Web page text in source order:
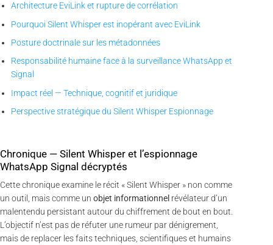
Architecture EviLink et rupture de corrélation
Pourquoi Silent Whisper est inopérant avec EviLink
Posture doctrinale sur les métadonnées
Responsabilité humaine face à la surveillance WhatsApp et
Signal
Impact réel — Technique, cognitif et juridique
Perspective stratégique du Silent Whisper Espionnage
Chronique — Silent Whisper et l’espionnage
WhatsApp Signal décryptés
Cette chronique examine le récit « Silent Whisper » non comme
un outil, mais comme un objet informationnel révélateur d’un
malentendu persistant autour du chiffrement de bout en bout.
L’objectif n’est pas de réfuter une rumeur par dénigrement,
mais de replacer les faits techniques, scientifiques et humains